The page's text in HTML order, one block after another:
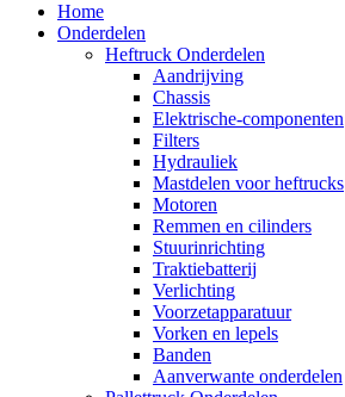
Home
Onderdelen
Heftruck Onderdelen
Aandrijving
Chassis
Elektrische-componenten
Filters
Hydrauliek
Mastdelen voor heftrucks
Motoren
Remmen en cilinders
Stuurinrichting
Traktiebatterij
Verlichting
Voorzetapparatuur
Vorken en lepels
Banden
Aanverwante onderdelen